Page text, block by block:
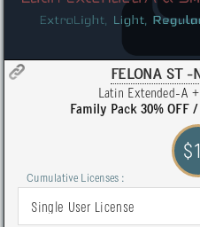
FELONA ST -
Latin Extended-A +
Family Pack 30% OFF
Cumulative Licenses :